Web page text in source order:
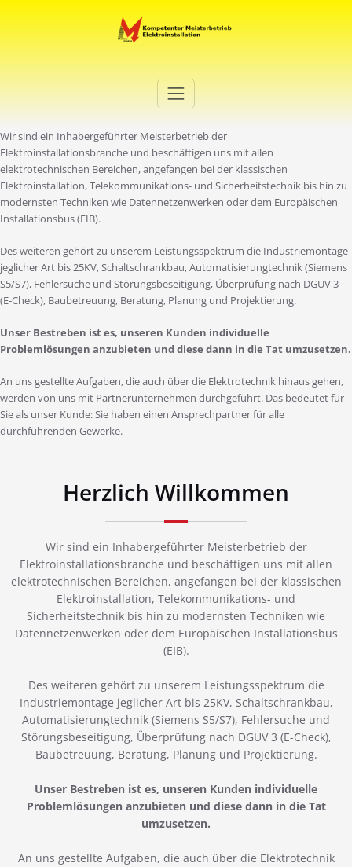
Elektro Martini
Wir sind ein Inhabergeführter Meisterbetrieb der
Elektroinstallationsbranche und beschäftigen uns mit allen
elektrotechnischen Bereichen, angefangen bei der klassischen
Elektroinstallation, Telekommunikations- und Sicherheitstechnik bis hin zu
modernsten Techniken wie Datennetzenwerken oder dem Europäischen
Installationsbus (EIB).
Des weiteren gehört zu unserem Leistungsspektrum die Industriemontage
jeglicher Art bis 25KV, Schaltschrankbau, Automatisierungtechnik (Siemens
S5/S7), Fehlersuche und Störungsbeseitigung, Überprüfung nach DGUV 3
(E-Check), Baubetreuung, Beratung, Planung und Projektierung.
Unser Bestreben ist es, unseren Kunden individuelle
Problemlösungen anzubieten und diese dann in die Tat umzusetzen.
An uns gestellte Aufgaben, die auch über die Elektrotechnik hinaus gehen,
werden von uns mit Partnerunternehmen durchgeführt. Das bedeutet für
Sie als unser Kunde: Sie haben einen Ansprechpartner für alle
durchführenden Gewerke.
Herzlich Willkommen
Wir sind ein Inhabergeführter Meisterbetrieb der
Elektroinstallationsbranche und beschäftigen uns mit allen
elektrotechnischen Bereichen, angefangen bei der klassischen
Elektroinstallation, Telekommunikations- und
Sicherheitstechnik bis hin zu modernsten Techniken wie
Datennetzenwerken oder dem Europäischen Installationsbus
(EIB).
Des weiteren gehört zu unserem Leistungsspektrum die
Industriemontage jeglicher Art bis 25KV, Schaltschrankbau,
Automatisierungtechnik (Siemens S5/S7), Fehlersuche und
Störungsbeseitigung, Überprüfung nach DGUV 3 (E-Check),
Baubetreuung, Beratung, Planung und Projektierung.
Unser Bestreben ist es, unseren Kunden individuelle
Problemlösungen anzubieten und diese dann in die Tat
umzusetzen.
An uns gestellte Aufgaben, die auch über die Elektrotechnik